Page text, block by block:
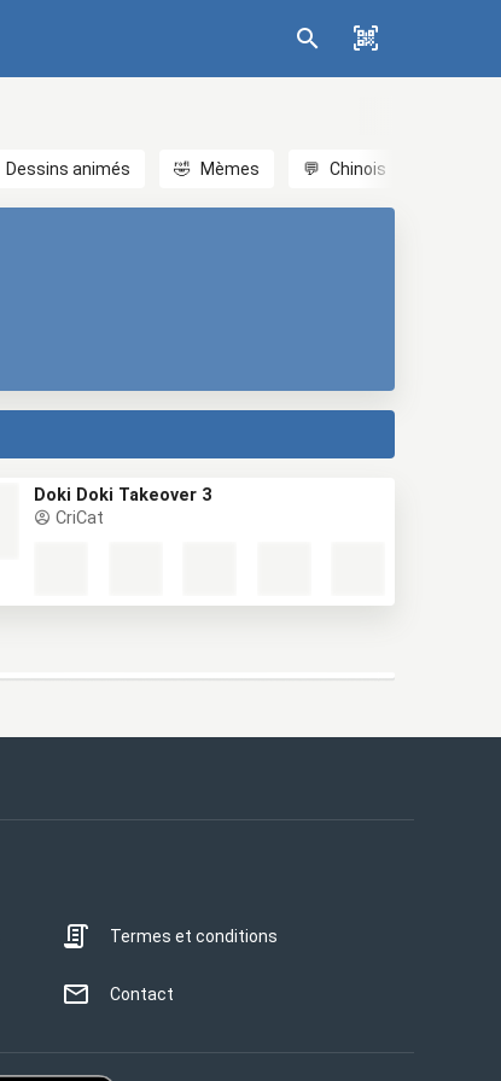
Dessins animés 🤣 Mèmes 💬 Chinois
Doki Doki Takeover 3
CriCat
Termes et conditions
Contact